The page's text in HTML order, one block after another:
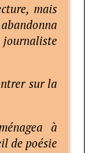
mais
sur la
à
de poésie